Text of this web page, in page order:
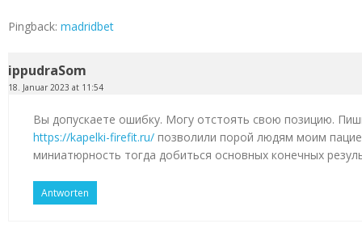
Pingback: madridbet
ippudraSom
18. Januar 2023 at 11:54
Вы допускаете ошибку. Могу отстоять свою позицию.
https://kapelki-firefit.ru/ позволили порой людям моим
миниатюрность тогда добиться основных конечных
Antworten